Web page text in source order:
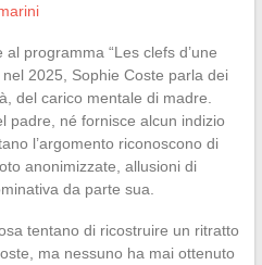
programma “Les clefs d’une
2025, Sophie Coste parla dei
del carico mentale di madre.
padre, né fornisce alcun indizio
l’argomento riconoscono di
anonimizzate, allusioni di
da parte sua.
tentano di ricostruire un ritratto
ma nessuno ha mai ottenuto